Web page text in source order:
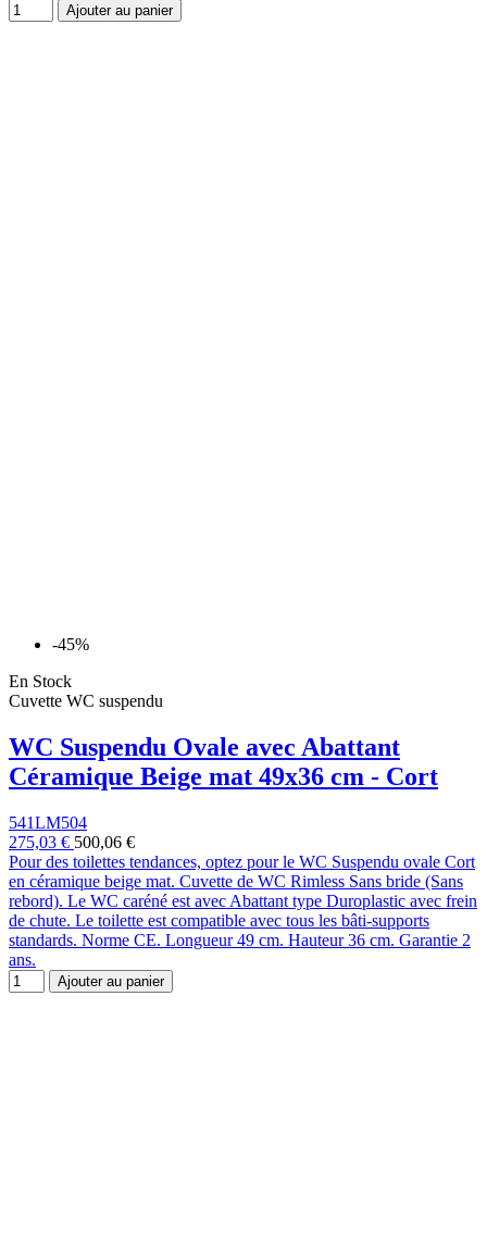
Ajouter au panier
-45%
En Stock
Cuvette WC suspendu
WC Suspendu Ovale avec Abattant
Céramique Beige mat 49x36 cm - Cort
541LM504
275,03 € 500,06 €
Pour des toilettes tendances, optez pour le WC Suspendu ovale Cort
en céramique beige mat. Cuvette de WC Rimless Sans bride (Sans
rebord). Le WC caréné est avec Abattant type Duroplastic avec frein
de chute. Le toilette est compatible avec tous les bâti-supports
standards. Norme CE. Longueur 49 cm. Hauteur 36 cm. Garantie 2
ans.
Ajouter au panier